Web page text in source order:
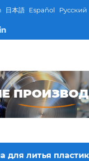
日本語 Español Pусский
для литья